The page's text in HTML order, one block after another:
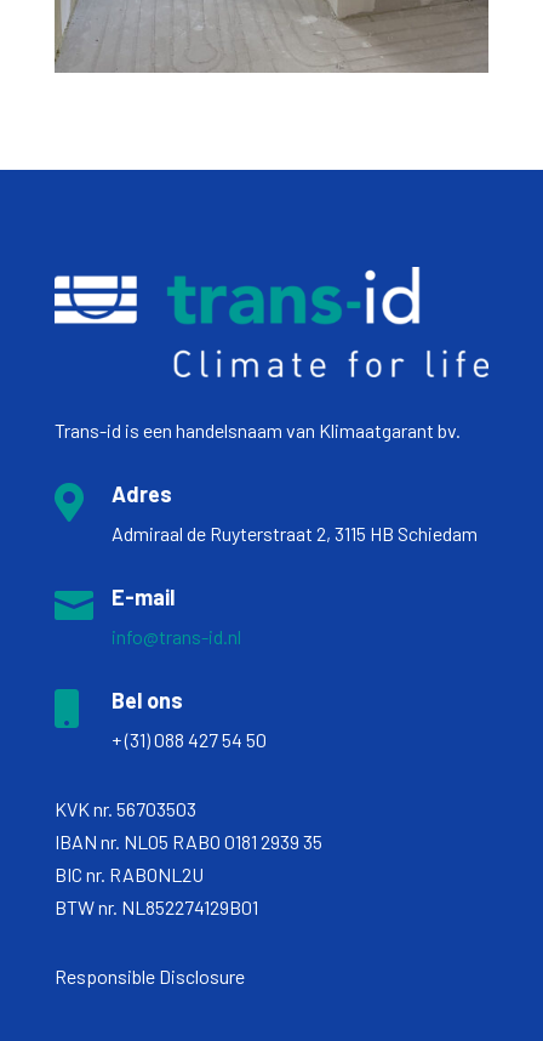
Trans-id is een handelsnaam van Klimaatgarant bv.
 Adres
Admiraal de Ruyterstraat 2, 3115 HB Schiedam
 E-mail
info@trans-id.nl
Bel ons
+ (31) 088 427 54 50
KVK nr. 56703503
IBAN nr. NL05 RABO 0181 2939 35
BIC nr. RABONL2U
BTW nr. NL852274129B01
Responsible Disclosure